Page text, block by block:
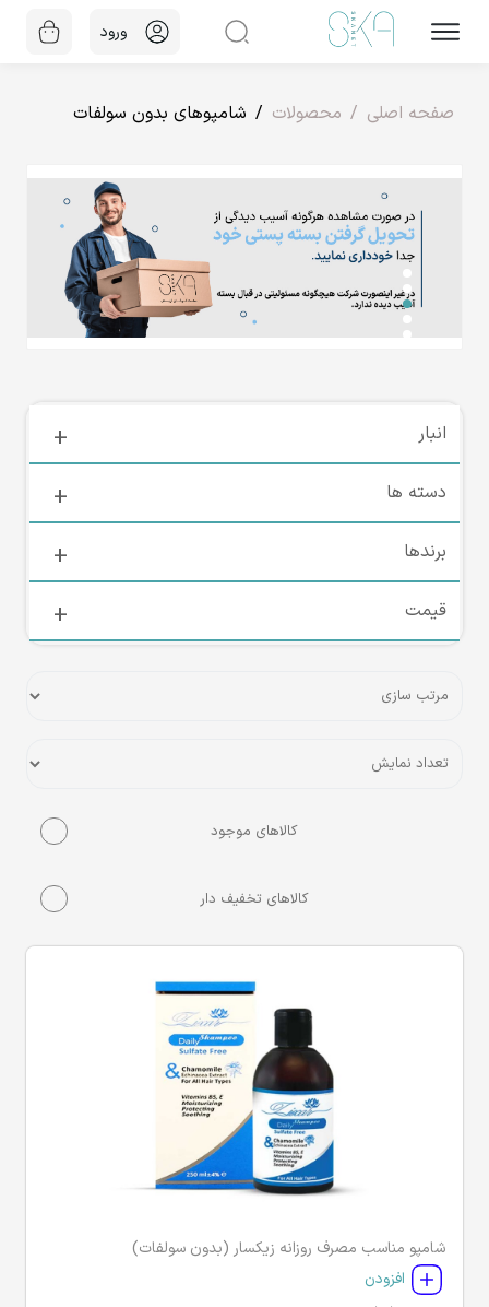
ورود
صفحه اصلی محصولات شامپوهای بدون سولفات
انبار
دسته ها
برندها
قیمت
کالاهای موجود
کالاهای تخفیف دار
شامپو مناسب مصرف روزانه زیکسار (بدون سولفات)
افزودن